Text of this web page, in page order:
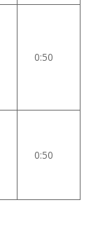
0:50
0:50